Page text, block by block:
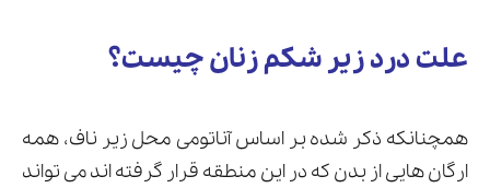
علت درد زیر شکم زنان چیست؟
همچنانکه ذکر شده بر اساس آناتومی محل زیر ناف، همه
ارگان هایی از بدن که در این منطقه قرار گرفته اند می تواند